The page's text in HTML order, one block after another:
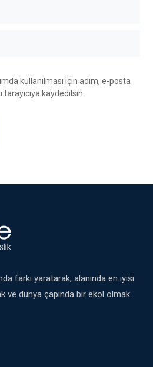
kullanılması için adım, e-posta
kaydedilsin.
farkı yaratarak, alanında en iyisi
ve dünya çapında bir ekol olmak